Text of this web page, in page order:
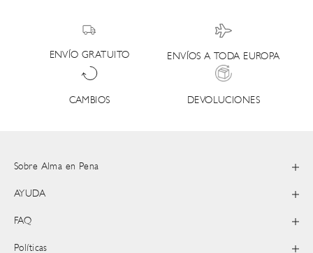
ENVÍO GRATUITO ENVÍOS A TODA EUROPA
CAMBIOS DEVOLUCIONES
Sobre Alma en Pena
AYUDA
FAQ
Políticas